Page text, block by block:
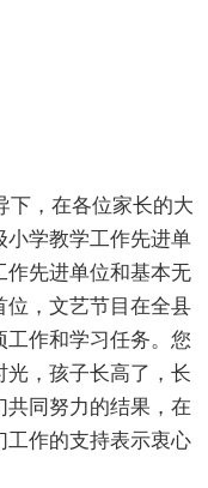
下，在各位家长的大
小学教学工作先进单
作先进单位和基本无
位，文艺节目在全县
作和学习任务。您
光，孩子长高了，长
共同努力的结果，在
工作的支持表示衷心